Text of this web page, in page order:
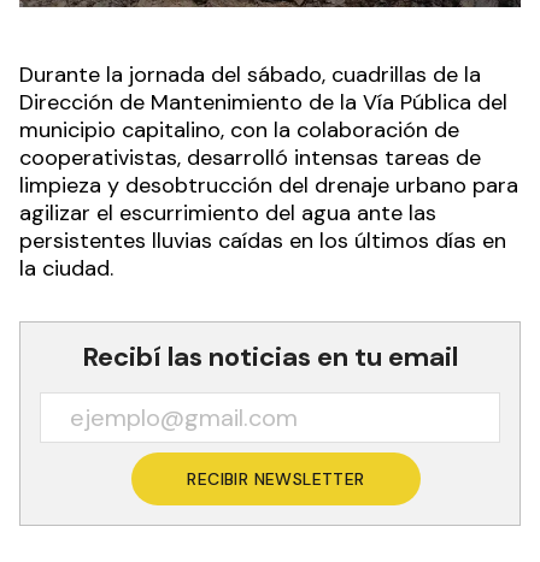
Durante la jornada del sábado, cuadrillas de la
Dirección de Mantenimiento de la Vía Pública del
municipio capitalino, con la colaboración de
cooperativistas, desarrolló intensas tareas de
limpieza y desobtrucción del drenaje urbano para
agilizar el escurrimiento del agua ante las
persistentes lluvias caídas en los últimos días en
la ciudad.
Recibí las noticias en tu email
RECIBIR NEWSLETTER